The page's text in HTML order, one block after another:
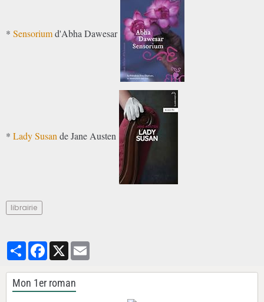
* Sensoriumd'Abha Dawesar
* Lady Susan de Jane Austen
librairie
PartagerFacebook
X
Mon 1er roman